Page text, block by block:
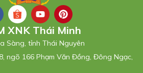
XNK Thái Minh
Sàng, tỉnh Thái Nguyên
ngõ 166 Phạm Văn Đồng, Đông Ngạc,